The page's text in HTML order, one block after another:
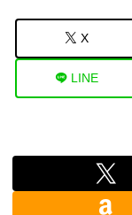
X
LINE